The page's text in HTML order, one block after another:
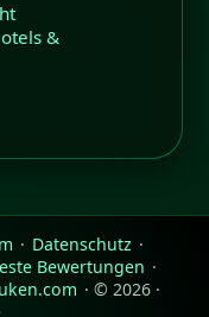
&
· Datenschutz ·
Bewertungen ·
· © 2026 ·